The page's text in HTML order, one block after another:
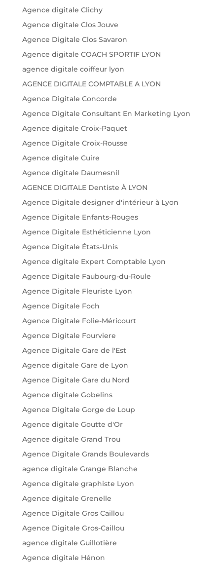
Agence digitale Clichy
Agence digitale Clos Jouve
Agence Digitale Clos Savaron
Agence digitale COACH SPORTIF LYON
agence digitale coiffeur lyon
AGENCE DIGITALE COMPTABLE A LYON
Agence Digitale Concorde
Agence Digitale Consultant En Marketing Lyon
Agence digitale Croix-Paquet
Agence Digitale Croix-Rousse
Agence digitale Cuire
Agence digitale Daumesnil
AGENCE DIGITALE Dentiste À LYON
Agence Digitale designer d'intérieur à Lyon
Agence Digitale Enfants-Rouges
Agence Digitale Esthéticienne Lyon
Agence Digitale États-Unis
Agence digitale Expert Comptable Lyon
Agence Digitale Faubourg-du-Roule
Agence Digitale Fleuriste Lyon
Agence Digitale Foch
Agence Digitale Folie-Méricourt
Agence Digitale Fourviere
Agence Digitale Gare de l'Est
Agence digitale Gare de Lyon
Agence Digitale Gare du Nord
Agence digitale Gobelins
Agence Digitale Gorge de Loup
Agence digitale Goutte d'Or
Agence digitale Grand Trou
Agence Digitale Grands Boulevards
agence digitale Grange Blanche
Agence digitale graphiste Lyon
Agence digitale Grenelle
Agence Digitale Gros Caillou
Agence Digitale Gros-Caillou
agence digitale Guillotière
Agence digitale Hénon